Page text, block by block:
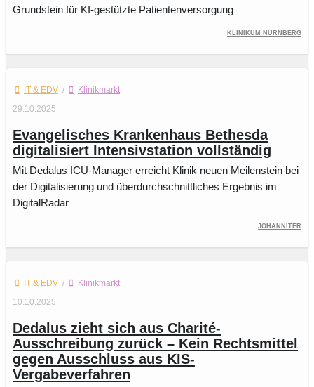
Grundstein für KI-gestützte Patientenversorgung
Klinikum Nürnberg
IT & EDV /
Klinikmarkt
29.10.2025
Evangelisches Krankenhaus Bethesda
digitalisiert Intensivstation vollständig
Mit Dedalus ICU-Manager erreicht Klinik neuen Meilenstein bei
der Digitalisierung und überdurchschnittliches Ergebnis im
DigitalRadar
Johanniter
IT & EDV /
Klinikmarkt
10.10.2025
Dedalus zieht sich aus Charité-
Ausschreibung zurück – Kein Rechtsmittel
gegen Ausschluss aus KIS-
Vergabeverfahren